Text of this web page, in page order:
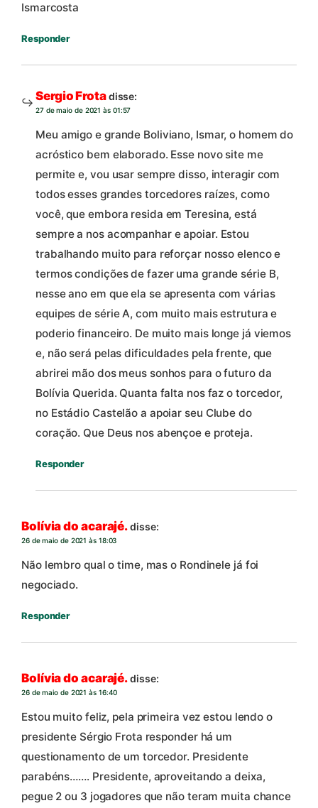
Ismarcosta
Responder
Sergio Frotadisse:
27 de maio de 2021 às 01:57
Meu amigo e grande Boliviano, Ismar, o homem do
acróstico bem elaborado. Esse novo site me
permite e, vou usar sempre disso, interagir com
todos esses grandes torcedores raízes, como
você, que embora resida em Teresina, está
sempre a nos acompanhar e apoiar. Estou
trabalhando muito para reforçar nosso elenco e
termos condições de fazer uma grande série B,
nesse ano em que ela se apresenta com várias
equipes de série A, com muito mais estrutura e
poderio financeiro. De muito mais longe já viemos
e, não será pelas dificuldades pela frente, que
abrirei mão dos meus sonhos para o futuro da
Bolívia Querida. Quanta falta nos faz o torcedor,
no Estádio Castelão a apoiar seu Clube do
coração. Que Deus nos abençoe e proteja.
Responder
Bolívia do acarajé.disse:
26 de maio de 2021 às 18:03
Não lembro qual o time, mas o Rondinele já foi
negociado.
Responder
Bolívia do acarajé.disse:
26 de maio de 2021 às 16:40
Estou muito feliz, pela primeira vez estou lendo o
presidente Sérgio Frota responder há um
questionamento de um torcedor. Presidente
parabéns……. Presidente, aproveitando a deixa,
pegue 2 ou 3 jogadores que não teram muita chance